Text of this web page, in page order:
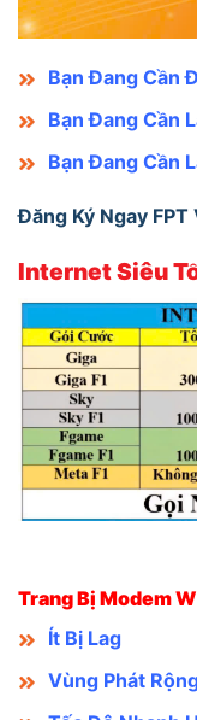
Bạn Đang Cần
Bạn Đang Cần
Bạn Đang Cần
Đăng Ký Ngay
Internet Siêu
Trang Bị Modem
Ít Bị Lag
Vùng Phát